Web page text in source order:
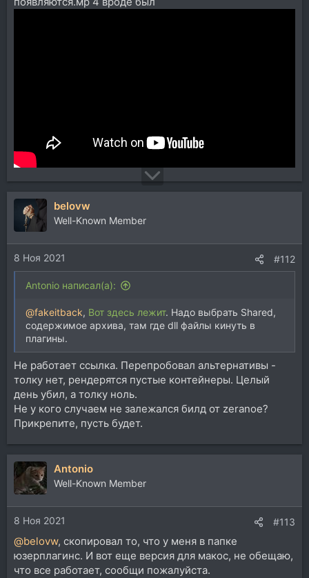
belovw
Well-Known Member
8 Ноя 2021 #112
Antonio написал(а):
@fakeitback, Вот здесь лежит. Надо выбрать Shared,
содержимое архива, там где dll файлы кинуть в
плагины.
Не работает ссылка. Перепробовал альтернативы -
толку нет, рендерятся пустые контейнеры. Целый
день убил, а толку ноль.
Не у кого случаем не залежался билд от zeranoe?
Прикрепите, пусть будет.
Antonio
Well-Known Member
8 Ноя 2021 #113
@belovw, скопировал то, что у меня в папке
юзерплагинс. И вот еще версия для макос, не обещаю,
что все работает, сообщи пожалуйста.